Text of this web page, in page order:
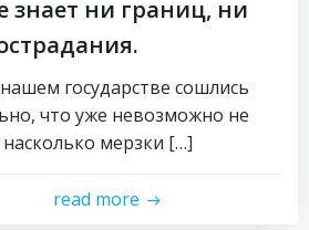
знает ни границ, ни
государстве сошлись
что уже невозможно не
мерзки […]
read more